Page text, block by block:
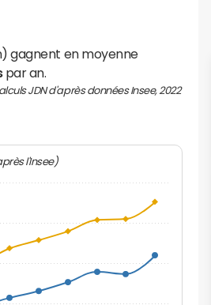
gagnent en moyenne
par an.
JDN d'après données Insee, 2022
l'Insee)